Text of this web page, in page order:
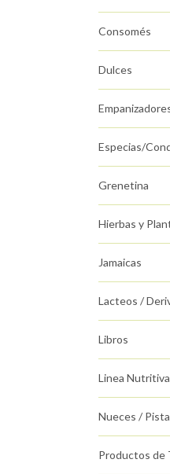
Consomés
Dulces
Especias/
Grenetina
Hierbas y
Jamaicas
Lacteos /
Libros
Linea
Nueces /
Productos de